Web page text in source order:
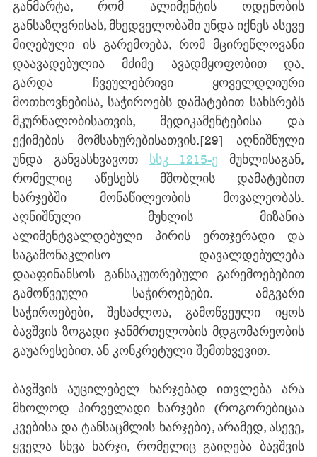
განმარტა, რომ ალიმენტის ოდენობის
განსაზღვრისას, მხედველობაში უნდა იქნეს ასევე
მიღებული ის გარემოება, რომ მცირეწლოვანი
დაავადებულია მძიმე ავადმყოფობით და,
გარდა ჩვეულებრივი ყოველდღიური
მოთხოვნებისა, საჭიროებს დამატებით სახსრებს
მკურნალობისათვის, მედიკამენტებისა და
ექიმების მომსახურებისათვის.[29] აღნიშნული
უნდა განვასხვავოთ სსკ 1215-ე მუხლისაგან,
რომელიც აწესებს მშობლის დამატებით
ხარჯებში მონაწილეობის მოვალეობას.
აღნიშნული მუხლის მიზანია
ალიმენტვალდებული პირის ერთჯერადი და
საგამონაკლისო დავალდებულება
დააფინანსოს განსაკუთრებული გარემოებებით
გამოწვეული საჭიროებები. ამგვარი
საჭიროებები, შესაძლოა, გამოწვეული იყოს
ბავშვის ზოგადი ჯანმრთელობის მდგომარეობის
გაუარესებით, ან კონკრეტული შემთხვევით.
ბავშვის აუცილებელ ხარჯებად ითვლება არა
მხოლოდ პირველადი ხარჯები (როგორებიცაა
კვებისა და ტანსაცმლის ხარჯები), არამედ, ასევე,
ყველა სხვა ხარჯი, რომელიც გაიღება ბავშვის